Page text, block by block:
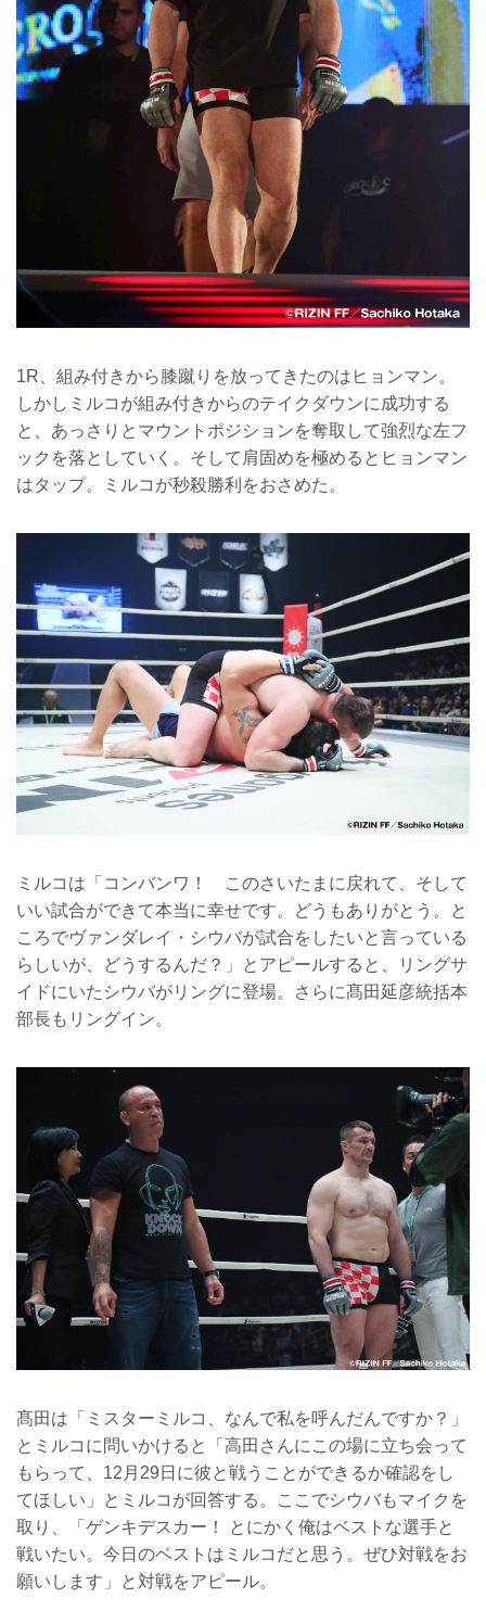
1R、組み付きから膝蹴りを放ってきたのはヒョンマン。
しかしミルコが組み付きからのテイクダウンに成功する
と、あっさりとマウントポジションを奪取して強烈な左フ
ックを落としていく。そして肩固めを極めるとヒョンマン
はタップ。ミルコが秒殺勝利をおさめた。
ミルコは「コンバンワ！ このさいたまに戻れて、そして
いい試合ができて本当に幸せです。どうもありがとう。と
ころでヴァンダレイ・シウバが試合をしたいと言っている
らしいが、どうするんだ？」とアピールすると、リングサ
イドにいたシウバがリングに登場。さらに髙田延彦統括本
部長もリングイン。
髙田は「ミスターミルコ、なんで私を呼んだんですか？」
とミルコに問いかけると「高田さんにこの場に立ち会って
もらって、12月29日に彼と戦うことができるか確認をし
てほしい」とミルコが回答する。ここでシウバもマイクを
取り、「ゲンキデスカー！ とにかく俺はベストな選手と
戦いたい。今日のベストはミルコだと思う。ぜひ対戦をお
願いします」と対戦をアピール。